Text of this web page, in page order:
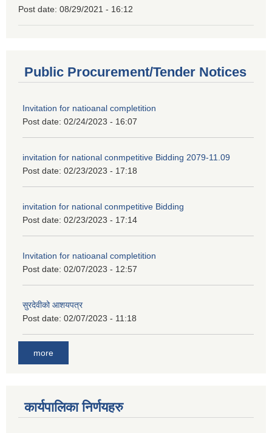
Post date: 08/29/2021 - 16:12
Public Procurement/Tender Notices
Invitation for natioanal completition
Post date: 02/24/2023 - 16:07
invitation for national conmpetitive Bidding 2079-11.09
Post date: 02/23/2023 - 17:18
invitation for national conmpetitive Bidding
Post date: 02/23/2023 - 17:14
Invitation for natioanal completition
Post date: 02/07/2023 - 12:57
सुरदेवीको आशयपत्र
Post date: 02/07/2023 - 11:18
more
कार्यपालिका निर्णयहरु